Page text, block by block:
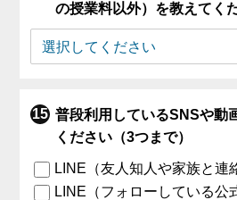
の授業料以外）を教えてく
普段利用しているSNSや動
ください（3つまで）
LINE（友人知人や家族と連
LINE（フォローしている公